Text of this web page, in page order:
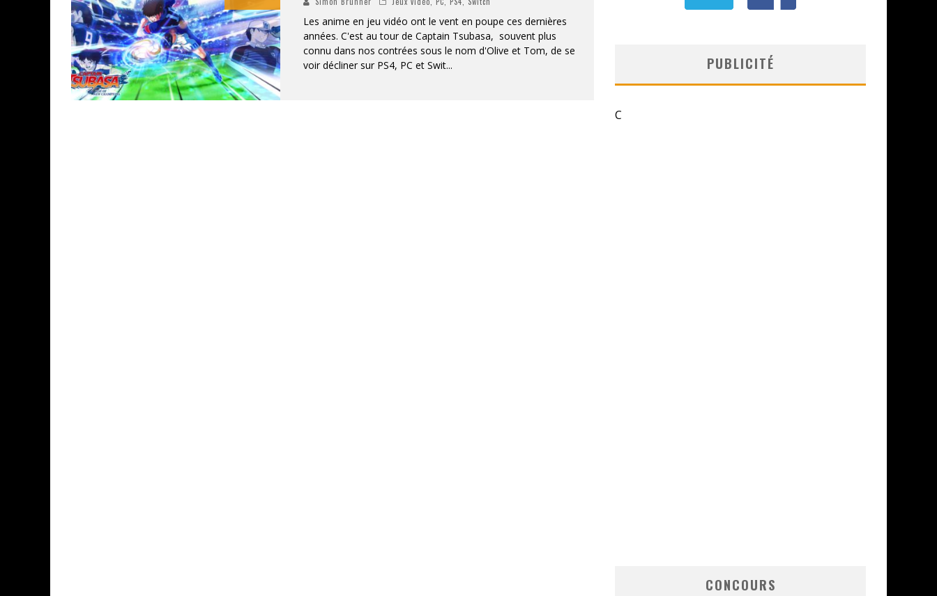
«
DR WERTHAM / L’HOMME QUI ÉTUDIA LES TUEURS EN SÉRIE » - UN MÉTIER À RISQUE !
ASSASSIN'S CREED BLACK FLAG RESYNCED
« LE VENT DAND LES SAULES » - UNE BELLE HISTOIRE !
Les anime en jeu vidéo ont le vent en poupe ces dernières
années. C'est au tour de Captain Tsubasa, souvent plus
connu dans nos contrées sous le nom d'Olive et Tom, de se
voir décliner sur PS4, PC et Swit... PUBLICITÉ
C
CONCOURS